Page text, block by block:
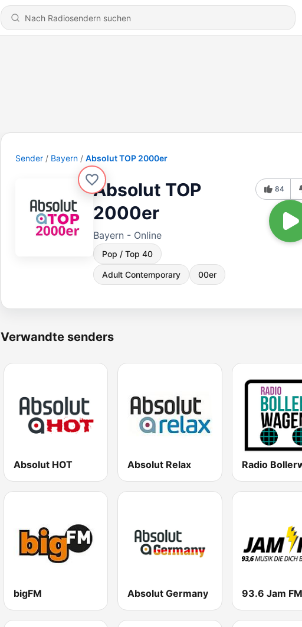
Sender Bayern Absolut TOP 2000er
Absolut TOP
2000er
Bayern - Online
Pop / Top 40
Adult Contemporary 00er
84
Verwandte senders
Absolut HOT Absolut Relax
bigFM Absolut Germany 93.6 Jam FM